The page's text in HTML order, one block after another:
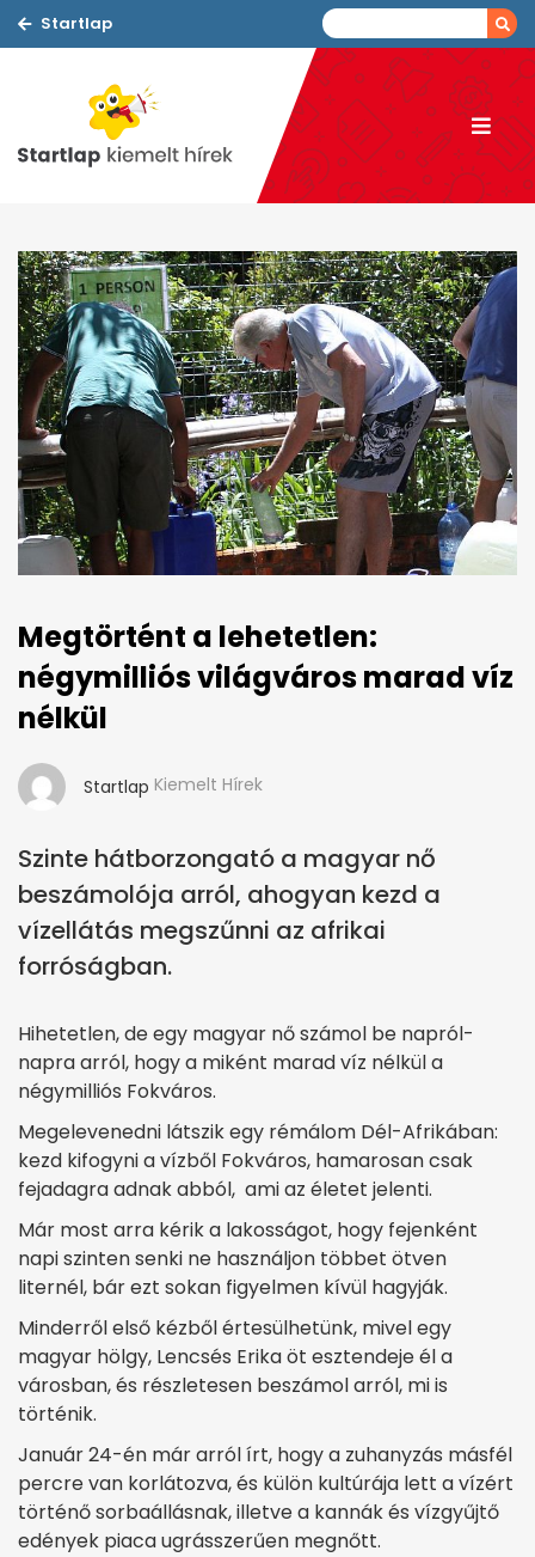
Startlap
Megtörtént a lehetetlen:
négymilliós világváros marad víz
nélkül
Startlap Kiemelt Hírek
Szinte hátborzongató a magyar nő
beszámolója arról, ahogyan kezd a
vízellátás megszűnni az afrikai
forróságban.
Hihetetlen, de egy magyar nő számol be napról-
napra arról, hogy a miként marad víz nélkül a
négymilliós Fokváros.
Megelevenedni látszik egy rémálom Dél-Afrikában:
kezd kifogyni a vízből Fokváros, hamarosan csak
fejadagra adnak abból, ami az életet jelenti.
Már most arra kérik a lakosságot, hogy fejenként
napi szinten senki ne használjon többet ötven
liternél, bár ezt sokan figyelmen kívül hagyják.
Minderről első kézből értesülhetünk, mivel egy
magyar hölgy, Lencsés Erika öt esztendeje él a
városban, és részletesen beszámol arról, mi is
történik.
Január 24-én már arról írt, hogy a zuhanyzás másfél
percre van korlátozva, és külön kultúrája lett a vízért
történő sorbaállásnak, illetve a kannák és vízgyűjtő
edények piaca ugrásszerűen megnőtt.